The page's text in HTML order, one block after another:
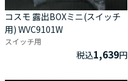
コスモ 露出BOXミニ(スイッチ
用) WVC9101W
スイッチ用
税込1,639円